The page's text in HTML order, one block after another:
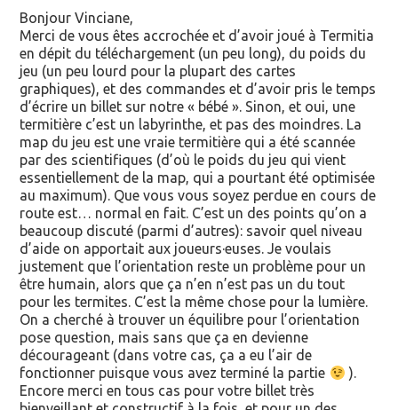
Bonjour Vinciane,
Merci de vous êtes accrochée et d’avoir joué à Termitia
en dépit du téléchargement (un peu long), du poids du
jeu (un peu lourd pour la plupart des cartes
graphiques), et des commandes et d’avoir pris le temps
d’écrire un billet sur notre « bébé ». Sinon, et oui, une
termitière c’est un labyrinthe, et pas des moindres. La
map du jeu est une vraie termitière qui a été scannée
par des scientifiques (d’où le poids du jeu qui vient
essentiellement de la map, qui a pourtant été optimisée
au maximum). Que vous vous soyez perdue en cours de
route est… normal en fait. C’est un des points qu’on a
beaucoup discuté (parmi d’autres): savoir quel niveau
d’aide on apportait aux joueurs·euses. Je voulais
justement que l’orientation reste un problème pour un
être humain, alors que ça n’en n’est pas un du tout
pour les termites. C’est la même chose pour la lumière.
On a cherché à trouver un équilibre pour l’orientation
pose question, mais sans que ça en devienne
décourageant (dans votre cas, ça a eu l’air de
fonctionner puisque vous avez terminé la partie
).
Encore merci en tous cas pour votre billet très